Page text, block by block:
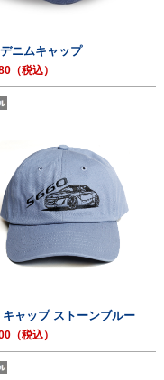
ニムキャップ
（税込）
キャップ ストーンブルー
（税込）